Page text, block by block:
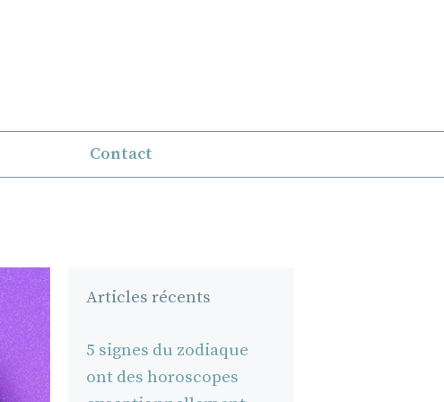
Contact
Articles récents
5 signes du zodiaque
ont des horoscopes